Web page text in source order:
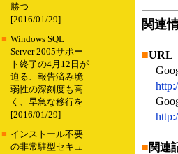
勝つ
[2016/01/29]
■ Windows SQL
Server 2005サポー
ト終了の4月12日が
迫る、報告済み脆
弱性の深刻度も高
く、早急な移行を
[2016/01/29]
■ インストール不要
の非常駐型セキュ
関連
■URL
■関連